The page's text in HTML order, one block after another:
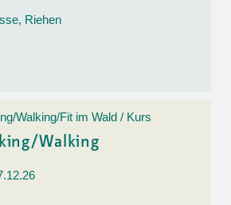
Riehen
Walking/Fit im Wald / Kurs
Walking